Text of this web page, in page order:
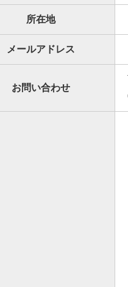
所在地
メールアドレス
お問い合わせ